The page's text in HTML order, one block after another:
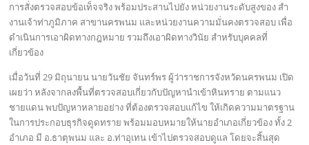
การสั่งตรวจสอบข้อเท็จจริง พร้อมประสานไปยัง หน่วยงานระดับสูงของ สำ
งานเจ้าท่าภูมิภาค สาขานครพนม และหน่วยงานความมั่นคงตรวจสอบ เพื่อ
ดำเนินการเอาผิดทางกฎหมาย รวมถึงเอาผิดทางวินัย สำหรับบุคคลที่
เกี่ยวข้อง
เมื่อวันที่ 29 มิถุนายน นายวันชัย จันทร์พร ผู้ว่าราชการจังหวัดนครพนม เปิด
เผยว่า หลังจากลงพื้นที่ตรวจสอบเกี่ยวกับปัญหานำเข้าหินทราย ตามแนว
ชายแดน พบปัญหาหลายอย่าง ที่ต้องตรวจสอบแก้ไข ให้เกิดความมาตรฐาน
ในการประกอบธุรกิจดูดทราย พร้อมมอบหมายให้นายอำเภอเกี่ยวข้อง ทั้ง 2
อำเภอ มี อ.ธาตุพนม และ อ.ท่าอุเทน เข้าไปตรวจสอบดูแล โดยจะสิ้นสุด